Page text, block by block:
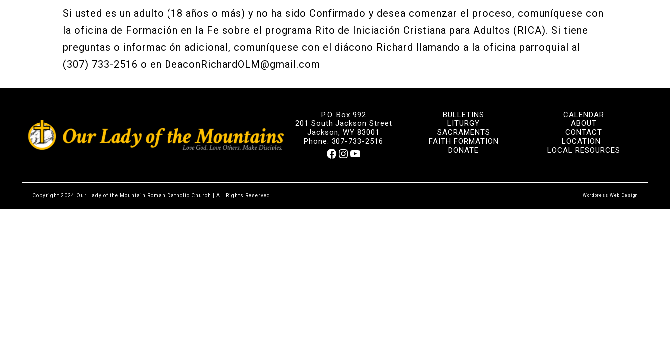
Si usted es un adulto (18 años o más) y no ha sido Confirmado y desea comenzar el proceso, comuníquese con
la oficina de Formación en la Fe sobre el programa Rito de Iniciación Cristiana para Adultos (RICA). Si tiene
preguntas o información adicional, comuníquese con el diácono Richard llamando a la oficina parroquial al
(307) 733-2516 o en DeaconRichardOLM@gmail.com
P.O. Box 992
201 South Jackson Street
Jackson, WY 83001
Phone: 307-733-2516
Facebook
Instagram
YouTube
BULLETINS
LITURGY
SACRAMENTS
FAITH FORMATION
DONATE
CALENDAR
ABOUT
CONTACT
LOCATION
LOCAL RESOURCES
Copyright 2024 Our Lady of the Mountain Roman Catholic Church | All Rights Reserved Wordpress Web Design